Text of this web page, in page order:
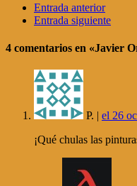
Entrada anterior
Entrada siguiente
4 comentarios en «Javier
P. | el 26
¡Qué chulas las